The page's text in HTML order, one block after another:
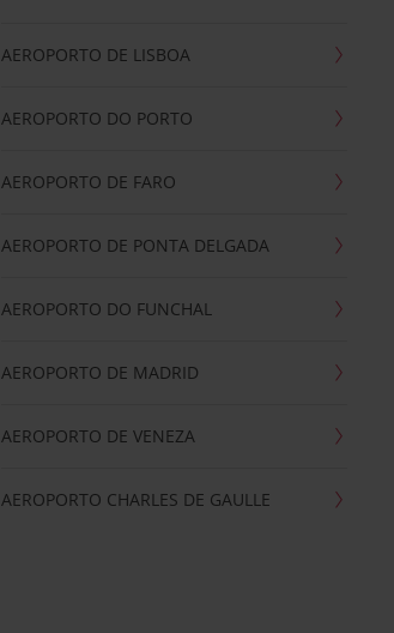
AEROPORTO DE LISBOA
AEROPORTO DO PORTO
AEROPORTO DE FARO
AEROPORTO DE PONTA DELGADA
AEROPORTO DO FUNCHAL
AEROPORTO DE MADRID
AEROPORTO DE VENEZA
AEROPORTO CHARLES DE GAULLE